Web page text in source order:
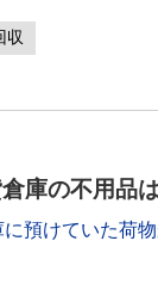
収
庫の不用品
預けていた荷